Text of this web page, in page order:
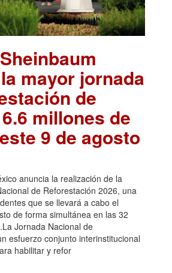
mayor jornada
de
millones de
9 de agosto
anuncia la realización de la
de Reforestación 2026, una
que se llevará a cabo el
de forma simultánea en las 32
Jornada Nacional de
esfuerzo conjunto interinstitucional
habilitar y refor